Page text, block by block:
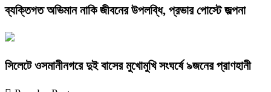
ব্যক্তিগত অভিমান নাকি জীবনের উপলব্ধি, প্রভার পোস্টে জল্পনা
সিলেটে ওসমানীনগরে দুই বাসের মুখোমুখি সংঘর্ষে ৯জনের প্রাণহানী